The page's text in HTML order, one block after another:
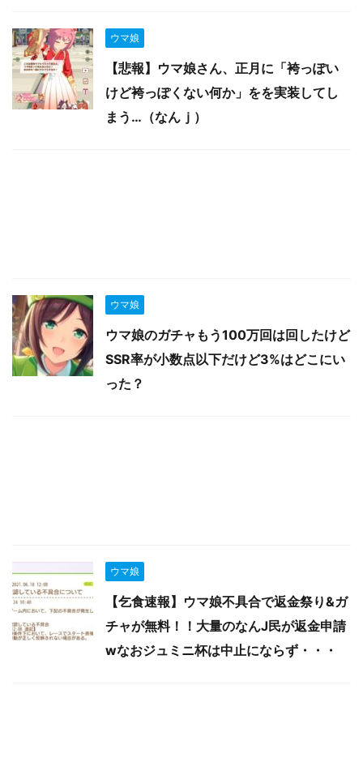
ウマ娘
【悲報】ウマ娘さん、正月に「袴っぽい
けど袴っぽくない何か」をを実装してし
まう…（なんｊ）
ウマ娘
ウマ娘のガチャもう100万回は回したけど
SSR率が小数点以下だけど3%はどこにい
った？
ウマ娘
【乞食速報】ウマ娘不具合で返金祭り&ガ
チャが無料！！大量のなんJ民が返金申請
wなおジュミニ杯は中止にならず・・・